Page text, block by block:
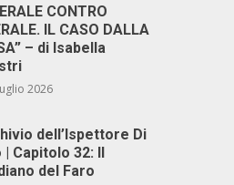
CONTRO
IL CASO DALLA
– di Isabella
2026
dell’Ispettore Di
| Capitolo 32: Il
del Faro